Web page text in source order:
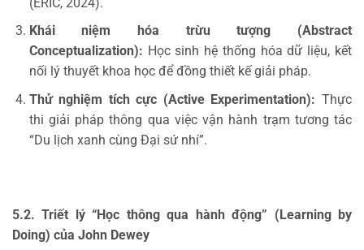
Khái niệm hóa trừu tượng (Abstract
Conceptualization): Học sinh hệ thống hóa dữ liệu, kết
nối lý thuyết khoa học để đồng thiết kế giải pháp.
Thử nghiệm tích cực (Active Experimentation): Thực
thi giải pháp thông qua việc vận hành trạm tương tác
“Du lịch xanh cùng Đại sứ nhí”.
5.2. Triết lý “Học thông qua hành động” (Learning by
Doing) của John Dewey